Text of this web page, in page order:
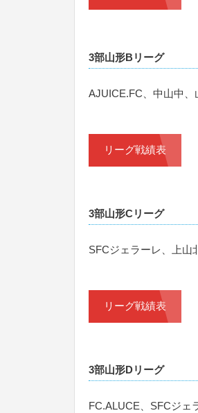
3部山形Bリーグ
AJUICE.FC、中山中、
リーグ戦績表
3部山形Cリーグ
SFCジェラーレ、上山
リーグ戦績表
3部山形Dリーグ
FC.ALUCE、SFCジェ